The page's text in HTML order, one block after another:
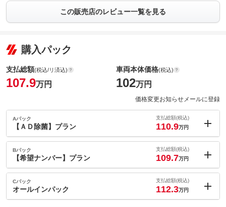
この販売店のレビュー一覧を見る
購入パック
支払総額(税込/リ済込)
107.9万円
車両本体価格(税込)
102万円
価格変更お知らせメールに登録
Aパック
【ＡＤ除菌】プラン
支払総額(税込)
110.9万円
内：オプシ
ョン価格
(税込)
車両本体価
102万円
Bパック
【希望ナンバー】プラン
支払総額(税込)
109.7万円
内：オプシ
ョン価格
(税込)
車両本体価
Cパック
オールインパック
支払総額(税込)
112.3万円